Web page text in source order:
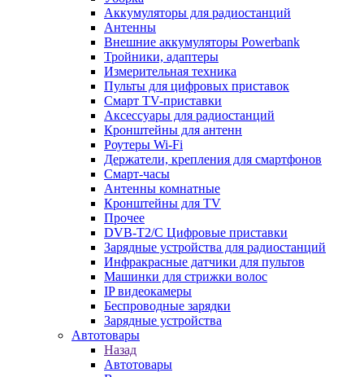
Аккумуляторы для радиостанций
Антенны
Внешние аккумуляторы Powerbank
Тройники, адаптеры
Измерительная техника
Пульты для цифровых приставок
Смарт ТV-приставки
Аксессуары для радиостанций
Кронштейны для антенн
Роутеры Wi-Fi
Держатели, крепления для смартфонов
Смарт-часы
Антенны комнатные
Кронштейны для TV
Прочее
DVB-T2/C Цифровые приставки
Зарядные устройства для радиостанций
Инфракрасные датчики для пультов
Машинки для стрижки волос
IP видеокамеры
Беспроводные зарядки
Зарядные устройства
Автотовары
Назад
Автотовары